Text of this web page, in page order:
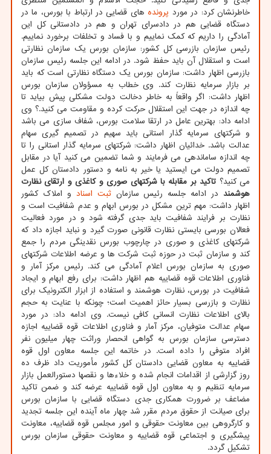
خاطرنشان کرد: در مورد پرونده های قضایی در ارتباط با بورس، ما در
دستگاه قضایی هم در دادسرای تهران و هم در دادستانی کل این
آمادگی را داریم که کمک نماییم و با فساد و تخلفات برخورد نماییم.
رئیس سازمان بازرسی کل کشور: سازمان بورس یک سازمان نظارتی
است و استقلال آن باید حفظ شود. در ادامه این جلسه رئیس سازمان
بازرسی اظهار داشت: سازمان بورس یک دستگاه نظارتی است که باید
بر بازار سرمایه نظارت کند. وی خطاب به مسؤولان سازمان بورس
اظهار داشت: اگر واقعاً به خاطر دخالت دولت مشکلی پیش بیاید تا
چه اندازه در جهت این استقلال حرکت کرده و مقاومت می کنید.؟ وی
ادامه داد: بهترین عامل در ارتقا سلامت بورس، شفاف سازی می باشد
و شرکتهای سرمایه گذار استانی باید سهیم در تصمیم گیری سهام
عدالت باشد. خدائیان اظهار داشت: شرکتهای سرمایه گذار استانی را تا
چه اندازه ساماندهی می فرمایند و شما تضمین می کنید آیا در مقابل
تصمیم دولت می ایستید یا خیر به نامه و دستور دادستان کل عمل
می کنید؟ تاکید بر مقابله با شرکتهای صوری و کاغذی و ارتقای نظارت
هوشمنددر ادامه جلسه رئیس سازمانثبت اسناد و املاک کشور
اظهار داشت: مهم ترین مشکل در بورس ابهام و عدم شفافیت است و
نظارت بر فرایند شفافیت باید جدی گرفته شود و در مورد فعالیت
فعالان بورسی بایستی نظارت قانونی صورت گیرد و نباید اجازه داد که
شرکتهای کاغذی و صوری در چارچوب بورس نقدینگی مردم را جمع
کند و سازمان ثبت در حوزه ثبت شرکت ها و عرضه اطلاعات شرکتهای
صوری به سازمان بورس اعلام آمادگی می کند. رئیس مرکز آمار و
فناوری اطلاعات قوه قضاییه هم اظهار داشت: برای رفع ابهام و ایجاد
شفافیت در بورس، نظارت هوشمند و استفاده از ابزار الکترونیک برای
نظارت و بازرسی بسیار حائز اهمیت است؛ چونکه با عنایت به حجم
بالای اطلاعات نظارت انسانی کافی نیست. وی ادامه داد: در مورد
سهام عدالت متوفیان، مرکز آمار و فناوری اطلاعات قوه قضاییه اجازه
دسترسی سازمان بورس به گواهی انحصار وراثت چهار میلیون نفر
افراد متوفی را داده است. در خاتمه این جلسه معاون اول قوه
قضاییه به معاون قضایی دادستان کل کشور مأموریت داد ظرف ده
روز گزارشی از اقدامات انجام شده و خلاءها و نقصها دستورالعمل بازار
سرمایه تنظیم و به معاون اول قوه قضاییه عرضه کند و ضمن تاکید
مضاعف بر ضرورت همکاری جدی دستگاه قضایی با سازمان بورس
برای صیانت از حقوق مردم مقرر شد چهار ماه آینده این جلسه تجدید
و کارگروهی بین معاونت حقوقی و امور مجلس قوه قضاییه، معاونت
پیشگیری و اجتماعی قوه قضاییه و معاونت حقوقی سازمان بورس
تشکیل گردد.